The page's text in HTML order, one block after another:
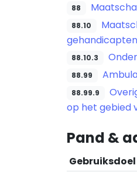
88
88.10
gehandicapten
88.10.3
88.99
88.99.9
op het gebied
Pand &
Gebruiksdoel